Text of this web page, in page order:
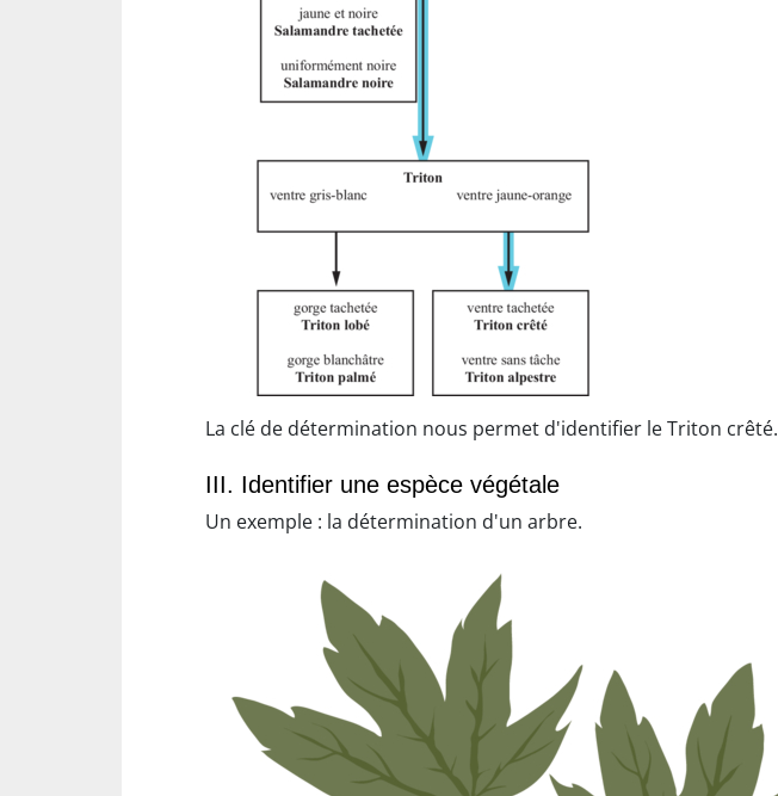
La clé de détermination nous permet d'identifier le Triton crêté.
III. Identifier une espèce végétale
Un exemple : la détermination d'un arbre.